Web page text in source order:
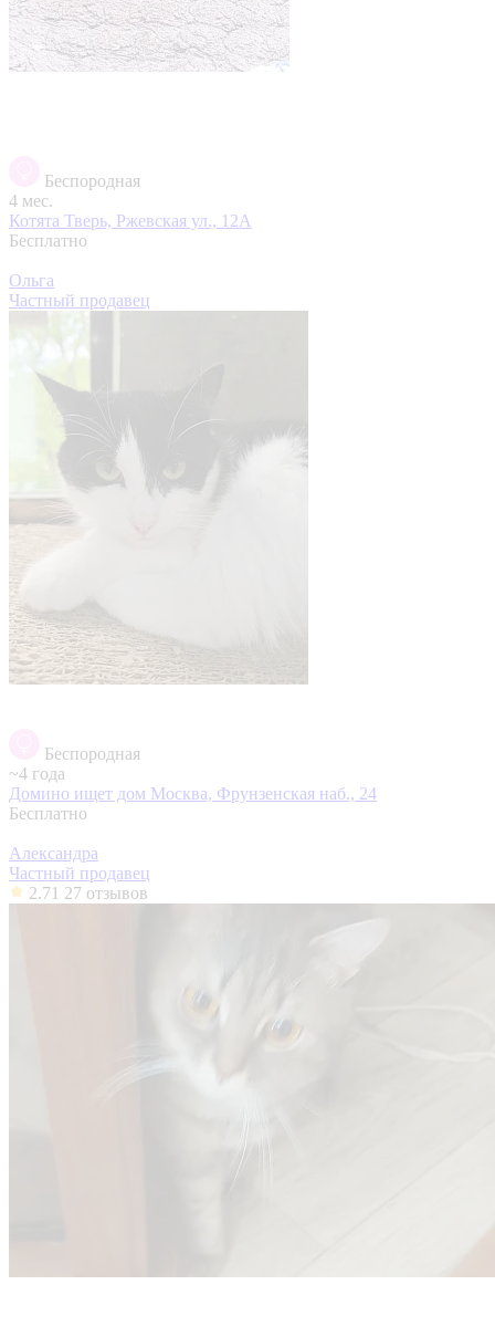
Беспородная
4 мес.
Котята Тверь, Ржевская ул., 12А
Бесплатно
Ольга
Частный продавец
Беспородная
~4 года
Домино ищет дом Москва, Фрунзенская наб., 24
Бесплатно
Александра
Частный продавец
2.71 27 отзывов